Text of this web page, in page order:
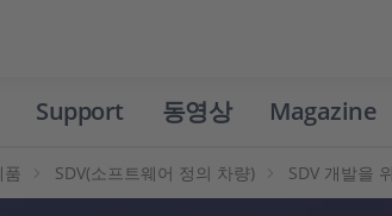
Support 동영상 Magazine
품 SDV(소프트웨어 정의 차량) SDV 개발을